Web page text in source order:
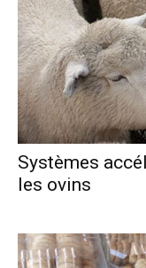
Systèmes
les ovins